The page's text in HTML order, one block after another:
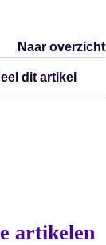
Naar overzicht
dit artikel
artikelen